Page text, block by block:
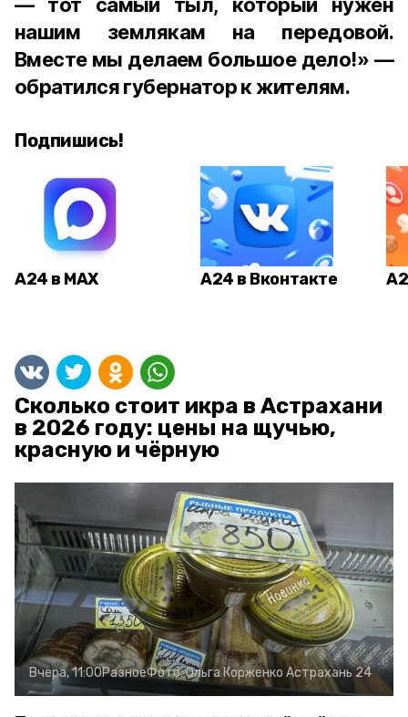
нашим землякам на передовой.
Вместе мы делаем большое дело!» —
обратился губернатор к жителям.
Подпишись!
А24 в MAX А24 в Вконтакте
Сколько стоит икра в Астрахани
в 2026 году: цены на щучью,
красную и чёрную
Вчера, 11:00РазноеФото:Ольга Корженко Астрахань 24